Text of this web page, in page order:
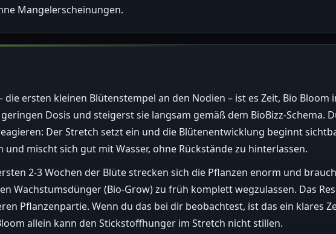
Mangelerscheinungen.
ersten kleinen Blütenstempel an den Nodien – ist es Zeit, Bio Bloom
Dosis und steigerst sie langsam gemäß dem BioBizz-Schema.
Der Stretch setzt ein und die Blütenentwicklung beginnt
mischt sich gut mit Wasser, ohne Rückstände zu hinterlassen.
2-3 Wochen der Blüte strecken sich die Pflanzen enorm und
Wachstumsdünger (Bio-Grow) zu früh komplett wegzulassen. Das
Pflanzenpartie. Wenn du das bei dir beobachtest, ist das ein klares
allein kann den Stickstoffhunger im Stretch nicht stillen.